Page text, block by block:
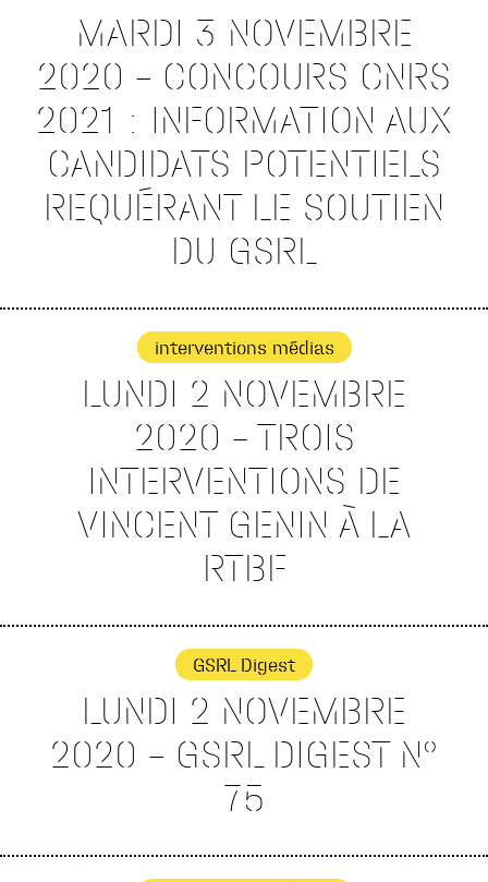
MARDI 3 NOVEMBRE
2020 – CONCOURS CNRS
2021 : INFORMATION AUX
CANDIDATS POTENTIELS
REQUÉRANT LE SOUTIEN
DU GSRL
interventions médias
LUNDI 2 NOVEMBRE
2020 – TROIS
INTERVENTIONS DE
VINCENT GENIN À LA
RTBF
GSRL Digest
LUNDI 2 NOVEMBRE
2020 – GSRL DIGEST N°
75